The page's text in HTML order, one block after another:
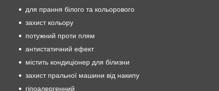
для прання білого та кольорового
захист кольору
потужний проти плям
антистатичний ефект
містить кондиціонер для білизни
захист пральної машини від накипу
гіпоалергенний